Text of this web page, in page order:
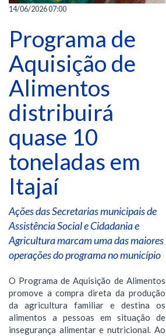
14/06/2026 07:00
Programa de
Aquisição de
Alimentos
distribuirá
quase 10
toneladas em
Itajaí
Ações das Secretarias municipais de
Assistência Social e Cidadania e
Agricultura marcam uma das maiores
operações do programa no município
O Programa de Aquisição de Alimentos
promove a compra direta da produção
da agricultura familiar e destina os
alimentos a pessoas em situação de
insegurança alimentar e nutricional. Ao